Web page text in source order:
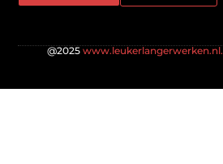
@2025 www.leukerlangerwerken.nl.